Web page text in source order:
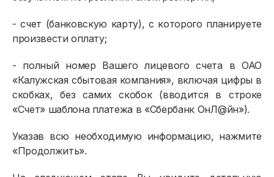
- счет (банковскую карту), с которого планируете
произвести оплату;
- полный номер Вашего лицевого счета в ОАО
«Калужская сбытовая компания», включая цифры в
скобках, без самих скобок (вводится в строке
«Счет» шаблона платежа в «Сбербанк ОнЛ@йн»).
Указав всю необходимую информацию, нажмите
«Продолжить».